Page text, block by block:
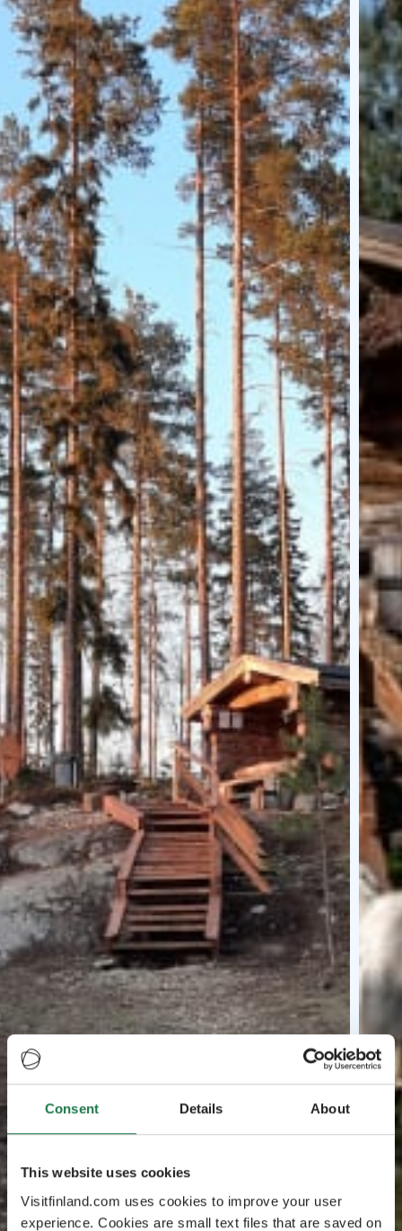
Consent Details About
This website uses cookies
Visitfinland.com uses cookies to improve your user
experience. Cookies are small text files that are saved on